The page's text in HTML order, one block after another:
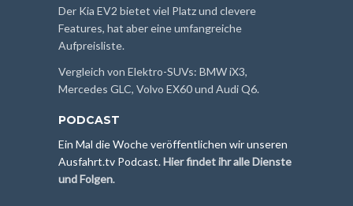
Der Kia EV2 bietet viel Platz und clevere
Features, hat aber eine umfangreiche
Aufpreisliste.
Vergleich von Elektro-SUVs: BMW iX3,
Mercedes GLC, Volvo EX60 und Audi Q6.
PODCAST
Ein Mal die Woche veröffentlichen wir unseren
Ausfahrt.tv Podcast.Hier findet ihr alle Dienste
und Folgen.